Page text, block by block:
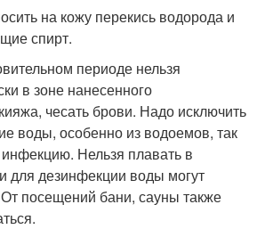
на кожу перекись водорода и
спирт.
периоде нельзя
в зоне нанесенного
чесать брови. Надо исключить
воды, особенно из водоемов, так
Нельзя плавать в
для дезинфекции воды могут
посещений бани, сауны также